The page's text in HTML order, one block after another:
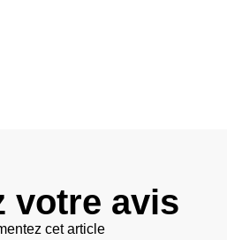
votre avis
cet article